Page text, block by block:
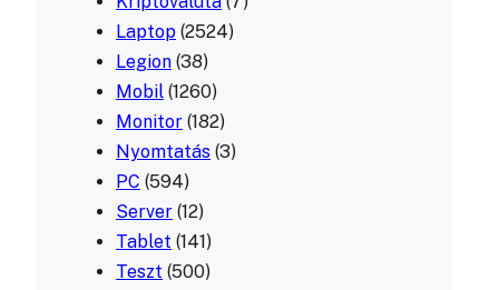
Laptop (2524)
Legion (38)
Mobil (1260)
Monitor (182)
Nyomtatás (3)
PC (594)
Server (12)
Tablet (141)
Teszt (500)